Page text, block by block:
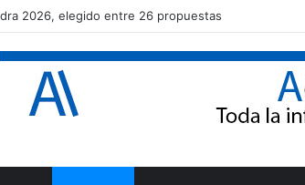
proclamarse campeón del mundo júnior de Snipe